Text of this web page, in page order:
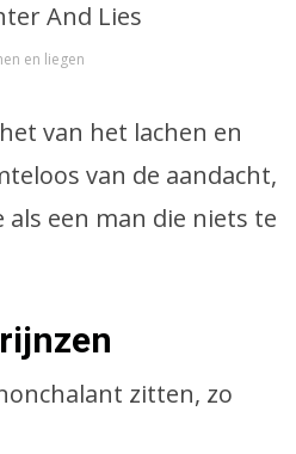
en liegen
van het lachen en
van de aandacht,
een man die niets te
zitten, zo